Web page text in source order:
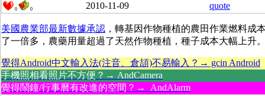
0 0 2010-11-09 quote
美國農業部最新數據承認 ，轉基因作物種植的農田作業燃料成
了一倍多，農藥用量超過了天然作物種植，種子成本大幅上升
覺得Android中文輸入法(注音、倉頡)不易輸入？→ gcin Android
手機照相看照片不方便？→ AndCamera
覺得鬧鐘/行事曆有改進的空間？→ AndAlarm